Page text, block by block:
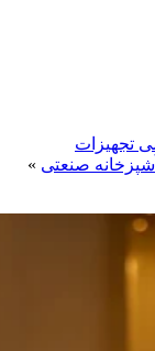
تجهیزات
صنعتی »